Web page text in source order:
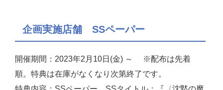
企画実施店舗 SSペーパー
開催期間：2023年2月10日(金) ～ ※配布は先着
順。特典は在庫がなくなり次第終了です。